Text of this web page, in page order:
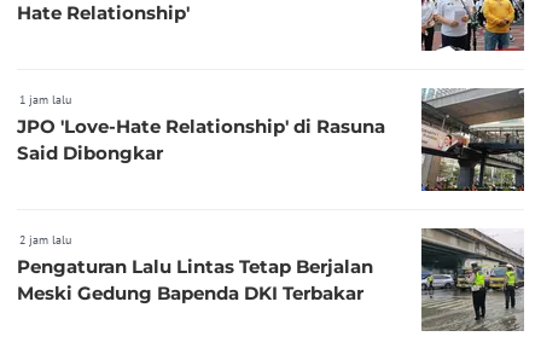
Hate Relationship'
1 jam lalu
JPO 'Love-Hate Relationship' di Rasuna
Said Dibongkar
2 jam lalu
Pengaturan Lalu Lintas Tetap Berjalan
Meski Gedung Bapenda DKI Terbakar